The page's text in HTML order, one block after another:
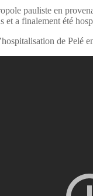
pauliste en
et a finalement été
de Pelé